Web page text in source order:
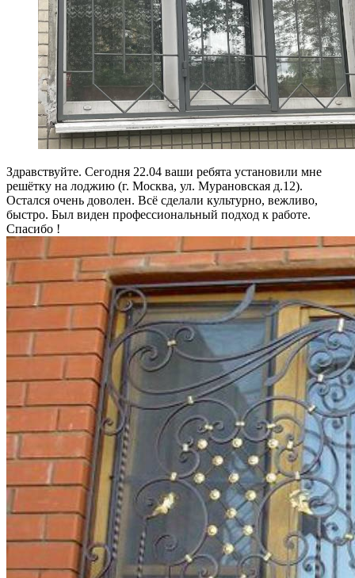
Здравствуйте. Сегодня 22.04 ваши ребята установили мне
решётку на лоджию (г. Москва, ул. Мурановская д.12).
Остался очень доволен. Всё сделали культурно, вежливо,
быстро. Был виден профессиональный подход к работе.
Спасибо !